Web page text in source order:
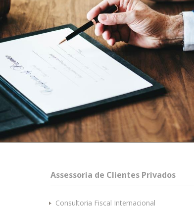
Assessoria de Clientes Privados
Consultoria Fiscal Internacional